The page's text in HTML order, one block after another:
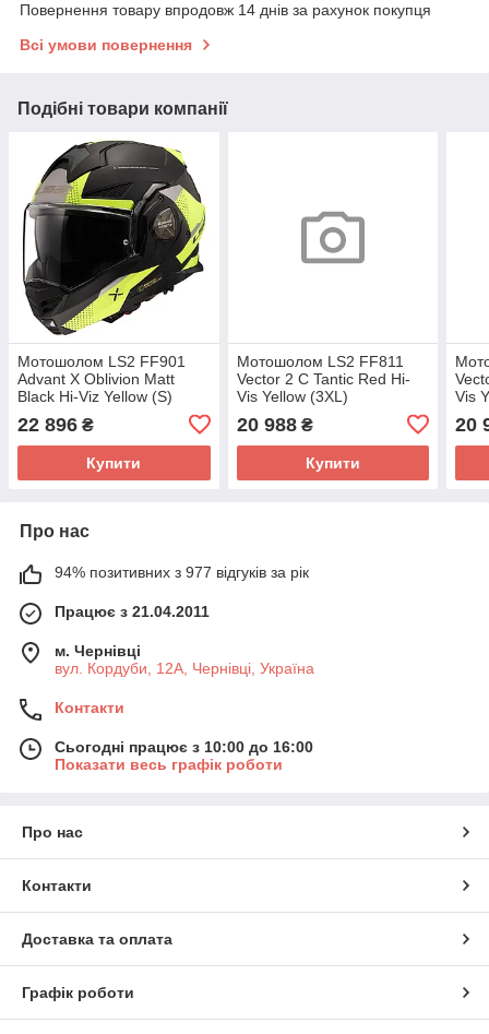
Повернення товару впродовж 14 днів за рахунок покупця
Всі умови повернення
Подібні товари компанії
Мотошолом LS2 FF901
Advant X Oblivion Matt
Black Hi-Viz Yellow (S)
22 896 ₴
Купити
Мотошолом LS2 FF811
Vector 2 C Tantic Red Hi-
Vis Yellow (3XL)
20 988₴
Купити
Vis
20
Про нас
94% позитивних з 977 відгуків за рік
Працює з 21.04.2011
м. Чернівці
вул. Кордуби, 12А, Чернівці, Україна
Контакти
Сьогодні працює з 10:00 до 16:00
Показати весь графік роботи
Про нас
Контакти
Доставка та оплата
Графік роботи